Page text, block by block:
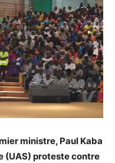
ministre, Paul Kaba
(UAS) proteste contre